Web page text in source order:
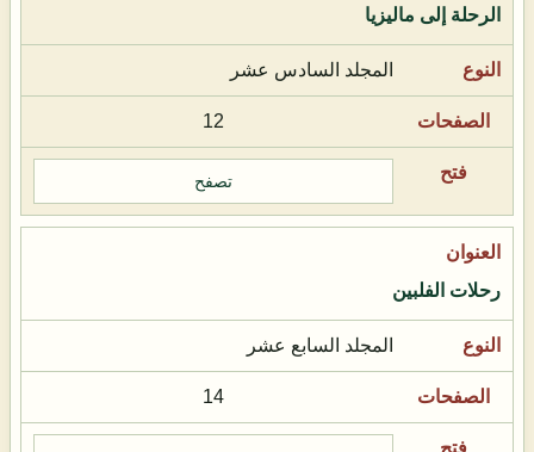
الرحلة إلى ماليزيا
المجلد السادس عشر
12
تصفح
رحلات الفلبين
المجلد السابع عشر
14